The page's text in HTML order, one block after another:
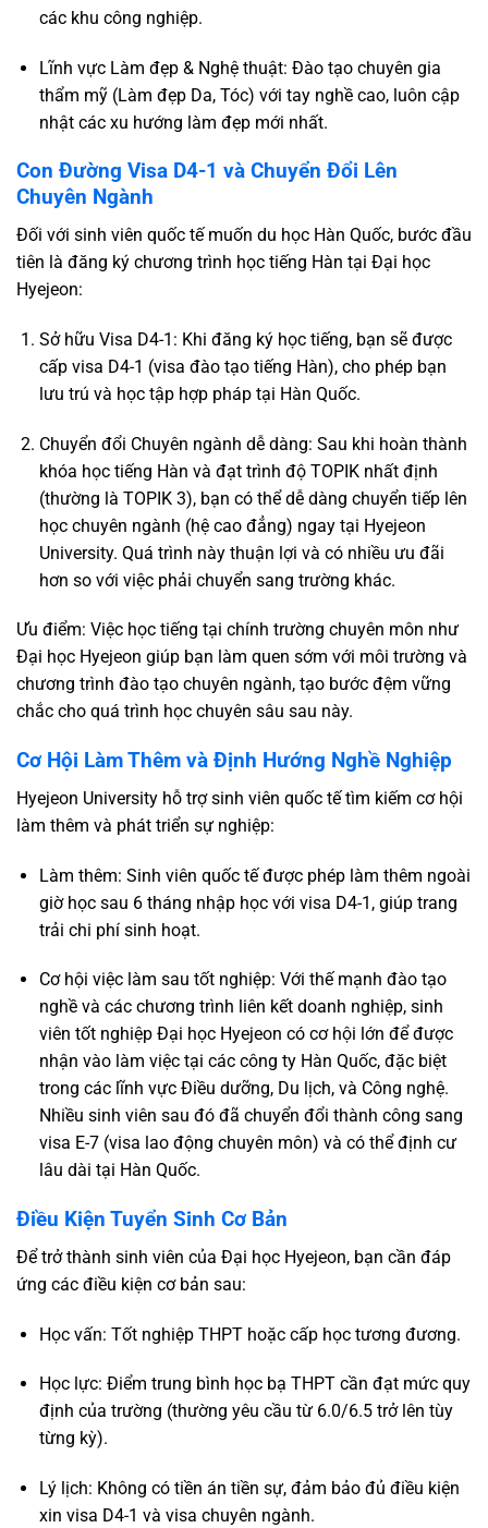
các khu công nghiệp.
Lĩnh vực Làm đẹp & Nghệ thuật: Đào tạo chuyên gia
thẩm mỹ (Làm đẹp Da, Tóc) với tay nghề cao, luôn cập
nhật các xu hướng làm đẹp mới nhất.
Con Đường Visa D4-1 và Chuyển Đổi Lên
Chuyên Ngành
Đối với sinh viên quốc tế muốn du học Hàn Quốc, bước đầu
tiên là đăng ký chương trình học tiếng Hàn tại Đại học
Hyejeon:
Sở hữu Visa D4-1: Khi đăng ký học tiếng, bạn sẽ được
cấp visa D4-1 (visa đào tạo tiếng Hàn), cho phép bạn
lưu trú và học tập hợp pháp tại Hàn Quốc.
Chuyển đổi Chuyên ngành dễ dàng: Sau khi hoàn thành
khóa học tiếng Hàn và đạt trình độ TOPIK nhất định
(thường là TOPIK 3), bạn có thể dễ dàng chuyển tiếp lên
học chuyên ngành (hệ cao đẳng) ngay tại Hyejeon
University. Quá trình này thuận lợi và có nhiều ưu đãi
hơn so với việc phải chuyển sang trường khác.
Ưu điểm: Việc học tiếng tại chính trường chuyên môn như
Đại học Hyejeon giúp bạn làm quen sớm với môi trường và
chương trình đào tạo chuyên ngành, tạo bước đệm vững
chắc cho quá trình học chuyên sâu sau này.
Cơ Hội Làm Thêm và Định Hướng Nghề Nghiệp
Hyejeon University hỗ trợ sinh viên quốc tế tìm kiếm cơ hội
làm thêm và phát triển sự nghiệp:
Làm thêm: Sinh viên quốc tế được phép làm thêm ngoài
giờ học sau 6 tháng nhập học với visa D4-1, giúp trang
trải chi phí sinh hoạt.
Cơ hội việc làm sau tốt nghiệp: Với thế mạnh đào tạo
nghề và các chương trình liên kết doanh nghiệp, sinh
viên tốt nghiệp Đại học Hyejeon có cơ hội lớn để được
nhận vào làm việc tại các công ty Hàn Quốc, đặc biệt
trong các lĩnh vực Điều dưỡng, Du lịch, và Công nghệ.
Nhiều sinh viên sau đó đã chuyển đổi thành công sang
visa E-7 (visa lao động chuyên môn) và có thể định cư
lâu dài tại Hàn Quốc.
Điều Kiện Tuyển Sinh Cơ Bản
Để trở thành sinh viên của Đại học Hyejeon, bạn cần đáp
ứng các điều kiện cơ bản sau:
Học vấn: Tốt nghiệp THPT hoặc cấp học tương đương.
Học lực: Điểm trung bình học bạ THPT cần đạt mức quy
định của trường (thường yêu cầu từ 6.0/6.5 trở lên tùy
từng kỳ).
Lý lịch: Không có tiền án tiền sự, đảm bảo đủ điều kiện
xin visa D4-1 và visa chuyên ngành.